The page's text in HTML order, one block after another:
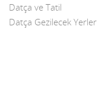
Datça Köy Ürünleri
Datça ve Tatil
Datça Gezilecek Yerler